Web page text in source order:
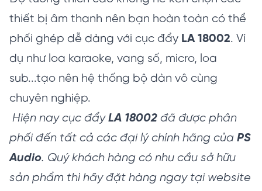
thiết bị âm thanh nên bạn hoàn toàn có thể
phối ghép dễ dàng với cục đẩy LA 18002. Ví
dụ như loa karaoke, vang số, micro, loa
sub...tạo nên hệ thống bộ dàn vô cùng
chuyên nghiệp.
Hiện nay cục đẩyLA 18002 đã được phân
phối đến tất cả các đại lý chính hãng của PS
Audio. Quý khách hàng có nhu cầu sở hữu
sản phẩm thì hãy đặt hàng ngay tại website